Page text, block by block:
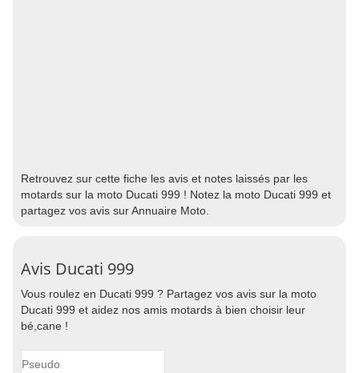
Retrouvez sur cette fiche les avis et notes laissés par les
motards sur la moto Ducati 999 ! Notez la moto Ducati 999 et
partagez vos avis sur Annuaire Moto.
Avis Ducati 999
Vous roulez en Ducati 999 ? Partagez vos avis sur la moto
Ducati 999 et aidez nos amis motards à bien choisir leur
bé,cane !